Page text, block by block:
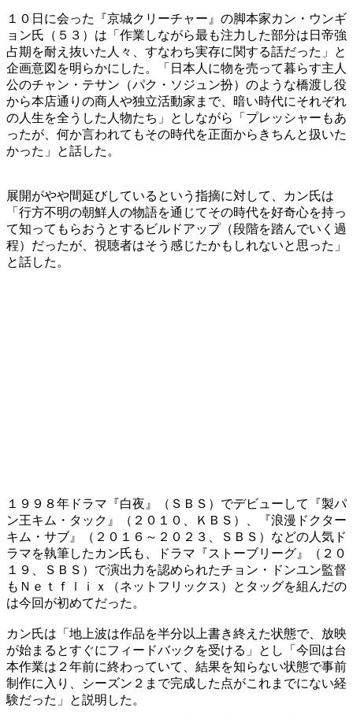
１０日に会った『京城クリーチャー』の脚本家カン・ウンギ
ョン氏（５３）は「作業しながら最も注力した部分は日帝強
占期を耐え抜いた人々、すなわち実存に関する話だった」と
企画意図を明らかにした。「日本人に物を売って暮らす主人
公のチャン・テサン（パク・ソジュン扮）のような橋渡し役
から本店通りの商人や独立活動家まで、暗い時代にそれぞれ
の人生を全うした人物たち」としながら「プレッシャーもあ
ったが、何か言われてもその時代を正面からきちんと扱いた
かった」と話した。
展開がやや間延びしているという指摘に対して、カン氏は
「行方不明の朝鮮人の物語を通じてその時代を好奇心を持っ
て知ってもらおうとするビルドアップ（段階を踏んでいく過
程）だったが、視聴者はそう感じたかもしれないと思った」
と話した。
１９９８年ドラマ『白夜』（ＳＢＳ）でデビューして『製パ
ン王キム・タック』（２０１０、ＫＢＳ）、『浪漫ドクター
キム・サブ』（２０１６～２０２３、ＳＢＳ）などの人気ド
ラマを執筆したカン氏も、ドラマ『ストーブリーグ』（２０
１９、ＳＢＳ）で演出力を認められたチョン・ドンユン監督
もＮｅｔｆｌｉｘ（ネットフリックス）とタッグを組んだの
は今回が初めてだった。
カン氏は「地上波は作品を半分以上書き終えた状態で、放映
が始まるとすぐにフィードバックを受ける」とし「今回は台
本作業は２年前に終わっていて、結果を知らない状態で事前
制作に入り、シーズン２まで完成した点がこれまでにない経
験だった」と説明した。